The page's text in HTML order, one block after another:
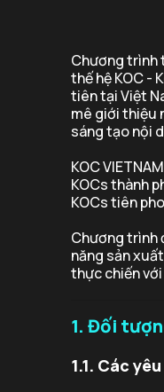
Chương trình
thế hệ KOC -
tiên tại Việt
mê giới thiệu
sáng tạo nội
KOC
KOCs thành
KOCs tiên
Chương trình
năng sản
thực chiến
1. Đối
1.1. Các